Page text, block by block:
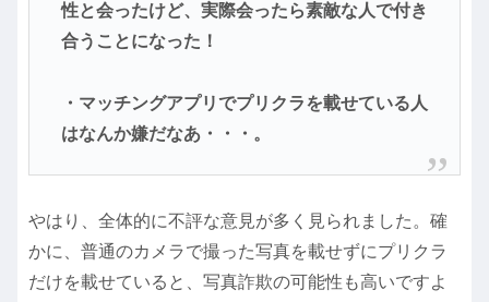
性と会ったけど、実際会ったら素敵な人で付き
合うことになった！
・マッチングアプリでプリクラを載せている人
はなんか嫌だなあ・・・。
やはり、全体的に不評な意見が多く見られました。確
かに、普通のカメラで撮った写真を載せずにプリクラ
だけを載せていると、写真詐欺の可能性も高いですよ